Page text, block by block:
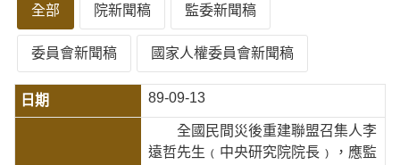
全部 院新聞稿 監委新聞稿
委員會新聞稿 國家人權委員會新聞稿
89-09-13
全國民間災後重建聯盟召集人李
遠哲先生﹙中央研究院院長﹚，應監